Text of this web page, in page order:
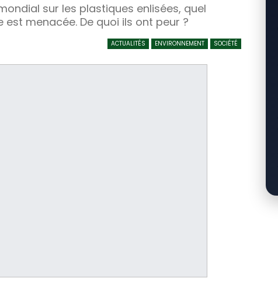
sur les plastiques enlisées, quel
menacée. De quoi ils ont peur ?
ACTUALITÉS ENVIRONNEMENT SOCIÉTÉ